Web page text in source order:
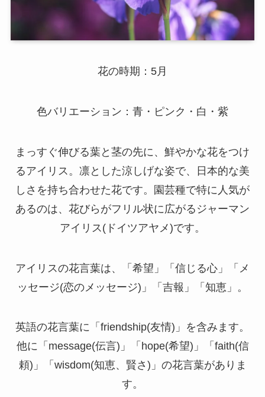
花の時期：5月
色バリエーション：青・ピンク・白・紫
まっすぐ伸びる葉と茎の先に、鮮やかな花をつけ
るアイリス。凛とした涼しげな姿で、日本的な美
しさを持ち合わせた花です。園芸種で特に人気が
あるのは、花びらがフリル状に広がるジャーマン
アイリス(ドイツアヤメ)です。
アイリスの花言葉は、「希望」「信じる心」「メ
ッセージ(恋のメッセージ)」「吉報」「知恵」。
英語の花言葉に「friendship(友情)」を含みます。
他に「message(伝言)」「hope(希望)」「faith(信
頼)」「wisdom(知恵、賢さ)」の花言葉がありま
す。